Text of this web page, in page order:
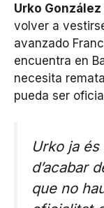
Urko
volver a
avanzado
encuentra en
necesita
pueda ser
Urko ja és
d’acabar
que no